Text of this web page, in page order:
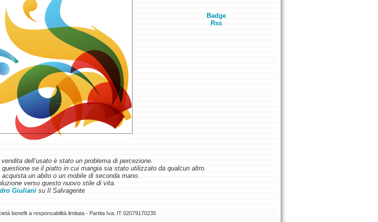
Badge
Rss
dell’usato è stato un problema di percezione.
se il piatto in cui mangia sia stato utilizzato da qualcun altro.
un abito o un mobile di seconda mano.
verso questo nuovo stile di vita.
Giulianisu Il Salvagente
benefit a responsabilità limitata - Partita Iva: IT 02079170235